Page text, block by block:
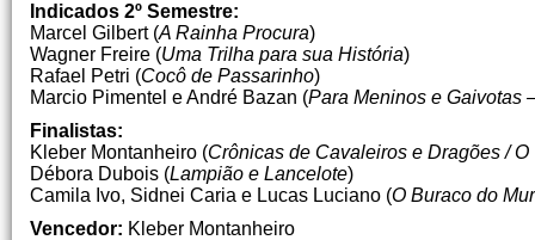
Indicados 2º Semestre:
Marcel Gilbert (A Rainha Procura)
Wagner Freire (Uma Trilha para sua História)
Rafael Petri (Cocô de Passarinho)
Marcio Pimentel e André Bazan (Para Meninos e Gaivotas
Finalistas:
Kleber Montanheiro (Crônicas de Cavaleiros e Dragões /
Débora Dubois (Lampião e Lancelote)
Camila Ivo, Sidnei Caria e Lucas Luciano (O Buraco do
Vencedor: Kleber Montanheiro